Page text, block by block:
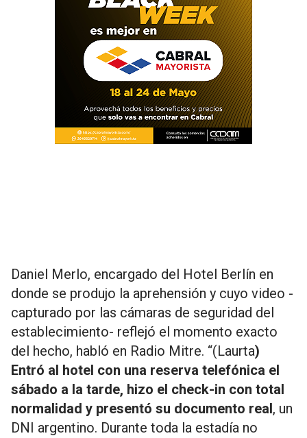
Daniel Merlo, encargado del Hotel Berlín en
donde se produjo la aprehensión y cuyo video -
capturado por las cámaras de seguridad del
establecimiento- reflejó el momento exacto
del hecho, habló en Radio Mitre. “(Laurta)
Entró al hotel con una reserva telefónica el
sábado a la tarde, hizo el check-in con total
normalidad y presentó su documento real, un
DNI argentino. Durante toda la estadía no